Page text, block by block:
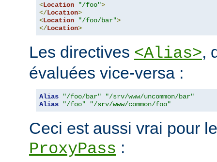
<Location "/foo">
</Location>
<Location "/foo/bar">
</Location>
Les directives <Alias>,
évaluées vice-versa :
Alias "/foo/bar"
"/srv/www/uncommon/bar"
Alias
"/foo" "/srv/www/common/foo"
Ceci est aussi vrai pour
ProxyPass :